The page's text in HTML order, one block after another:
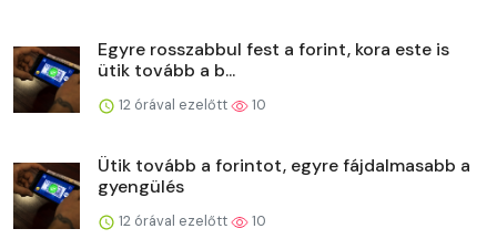
Egyre rosszabbul fest a forint, kora este is
ütik tovább a b...
12 órával ezelőtt 10
Ütik tovább a forintot, egyre fájdalmasabb a
gyengülés
12 órával ezelőtt 10